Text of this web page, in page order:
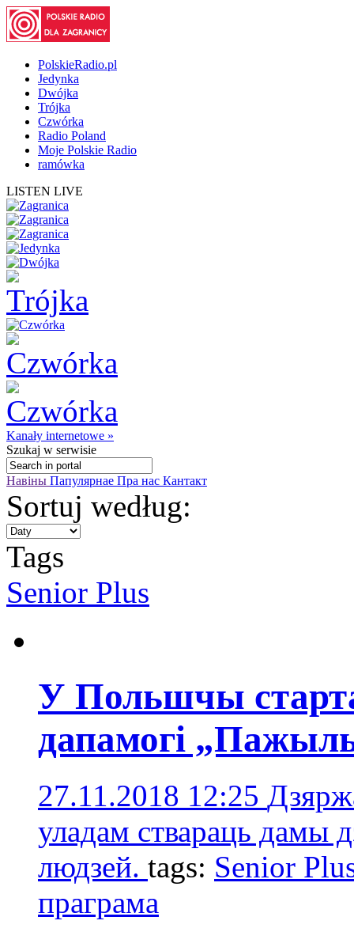
PolskieRadio.pl
Jedynka
Dwójka
Trójka
Czwórka
Radio Poland
Moje Polskie Radio
ramówka
LISTEN LIVE
Kanały internetowe »
Szukaj w serwisie
Навіны Папулярнае Пра нас Кантакт
Sortuj według:
Tags
Senior Plus
У Польшчы
дапамогі
27.11.2018 12:25
уладам ствараць дамы
людзей. tags: Senior
праграма